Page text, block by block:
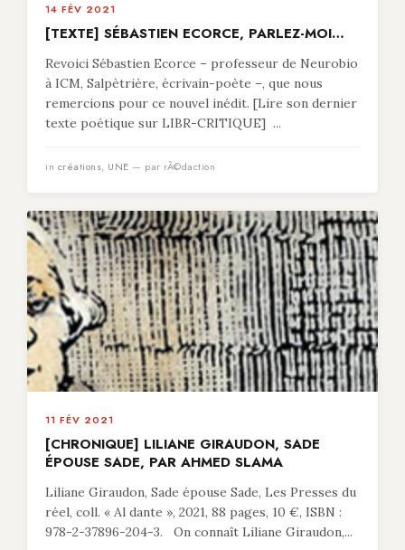
14 FÉV 2021
[TEXTE] SÉBASTIEN ECORCE, PARLEZ-MOI…
Revoici Sébastien Ecorce – professeur de Neurobio
à ICM, Salpètrière, écrivain-poète –, que nous
remercions pour ce nouvel inédit. [Lire son dernier
texte poétique sur LIBR-CRITIQUE] ...
in créations, UNE — par rÃ©daction
11 FÉV 2021
[CHRONIQUE] LILIANE GIRAUDON, SADE
ÉPOUSE SADE, PAR AHMED SLAMA
Liliane Giraudon, Sade épouse Sade, Les Presses du
réel, coll. « Al dante », 2021, 88 pages, 10 €, ISBN :
978-2-37896-204-3. On connaît Liliane Giraudon,...